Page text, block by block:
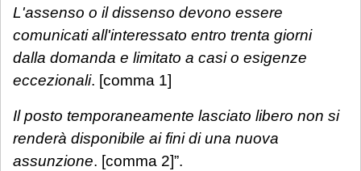
L'assenso o il dissenso devono essere
comunicati all'interessato entro trenta giorni
dalla domanda e limitato a casi o esigenze
eccezionali. [comma 1]
Il posto temporaneamente lasciato libero non si
renderà disponibile ai fini di una nuova
assunzione. [comma 2]”.